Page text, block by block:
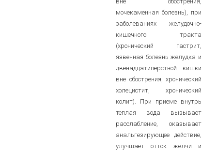
мочекаменная болезнь), при
заболеваниях желудочно-
кишечного тракта
(хронический гастрит,
язвенная болезнь желудка и
двенадцатиперстной кишки
вне обострения, хронический
холецистит, хронический
колит). При приеме внутрь
теплая вода вызывает
расслабление, оказывает
анальгезирующее действие,
улучшает отток желчи и